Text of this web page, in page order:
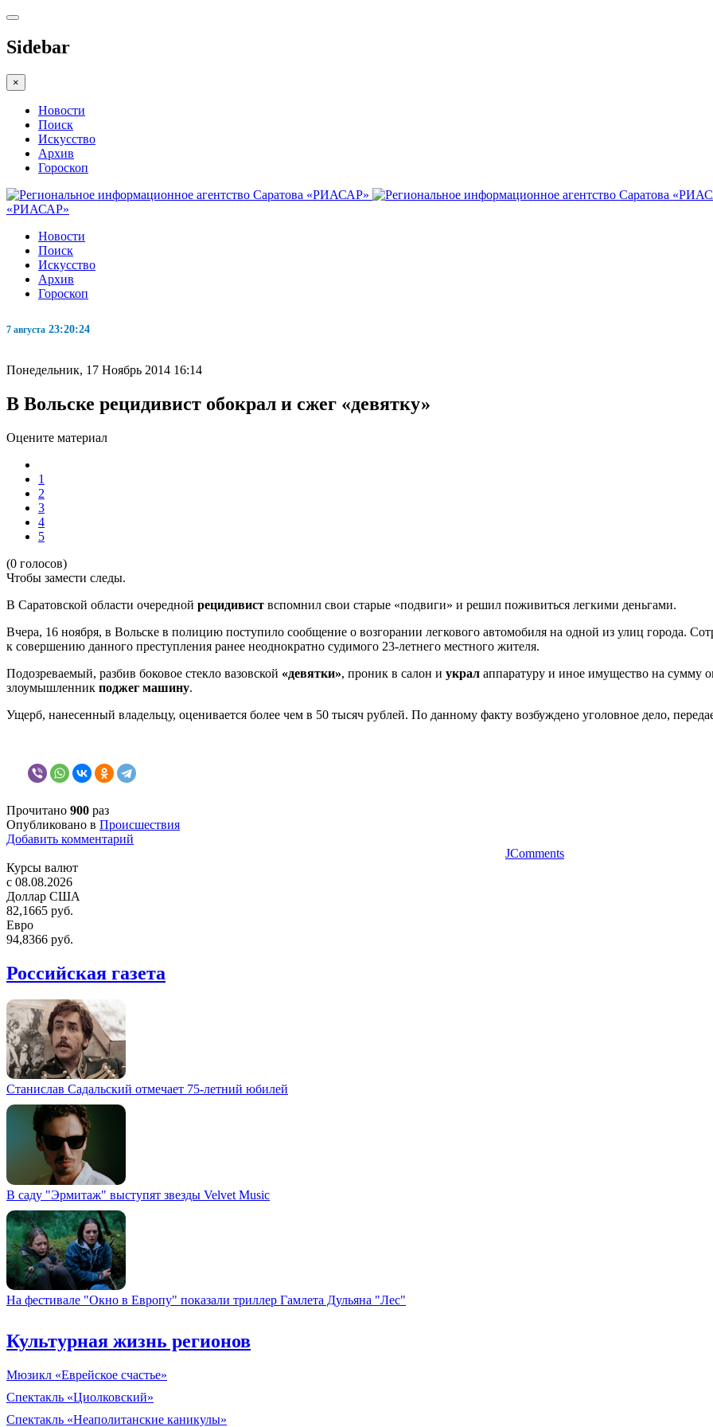
Sidebar
×
Новости
Поиск
Искусство
Архив
Гороскоп
«РИАСАР»
Новости
Поиск
Искусство
Архив
Гороскоп
7 августа 23:20:25
Понедельник, 17 Ноябрь 2014 16:14
В Вольске рецидивист обокрал и сжег «девятку»
Оцените материал
1
2
3
4
5
(0 голосов)
Чтобы замести следы.
В Саратовской области очередной рецидивист вспомнил свои старые «подвиги» и решил поживиться легкими деньгами.
Вчера, 16 ноября, в Вольске в полицию поступило сообщение о возгорании легкового автомобиля на одной из улиц города.
к совершению данного преступления ранее неоднократно судимого 23-летнего местного жителя.
Подозреваемый, разбив боковое стекло вазовской «девятки», проник в салон и украл аппаратуру и иное имущество на сумму
злоумышленник поджег машину.
Ущерб, нанесенный владельцу, оценивается более чем в 50 тысяч рублей. По данному факту возбуждено уголовное дело,
Прочитано 900 раз
Опубликовано в Происшествия
Добавить комментарий
JComments
Курсы валют
c 08.08.2026
Доллар США
82,1665 руб.
Евро
94,8366 руб.
Российская газета
Станислав Садальский отмечает 75-летний юбилей
В саду "Эрмитаж" выступят звезды Velvet Music
На фестивале "Окно в Европу" показали триллер Гамлета Дульяна "Лес"
Культурная жизнь регионов
Мюзикл «Еврейское счастье»
Спектакль «Циолковский»
Спектакль «Неаполитанские каникулы»